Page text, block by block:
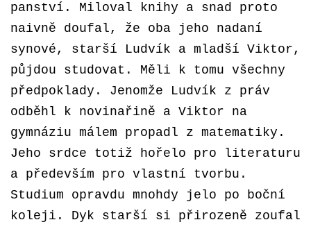
panství. Miloval knihy a snad proto
naivně doufal, že oba jeho nadaní
synové, starší Ludvík a mladší Viktor,
půjdou studovat. Měli k tomu všechny
předpoklady. Jenomže Ludvík z práv
odběhl k novinařině a Viktor na
gymnáziu málem propadl z matematiky.
Jeho srdce totiž hořelo pro literaturu
a především pro vlastní tvorbu.
Studium opravdu mnohdy jelo po boční
koleji. Dyk starší si přirozeně zoufal